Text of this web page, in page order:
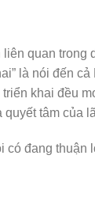
quan trong
là nói đến
khai đều
tâm của
đang thuận